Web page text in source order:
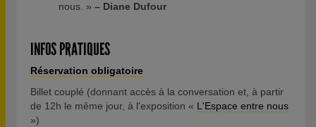
nous. » – Diane Dufour
INFOS PRATIQUES
Réservation obligatoire
Billet couplé (donnant accès à la conversation et, à partir
de 12h le même jour, à l'exposition « L'Espace entre nous
»)